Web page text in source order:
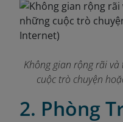
Không gian rộng rãi
cuộc trò chuyện
2. Phòng